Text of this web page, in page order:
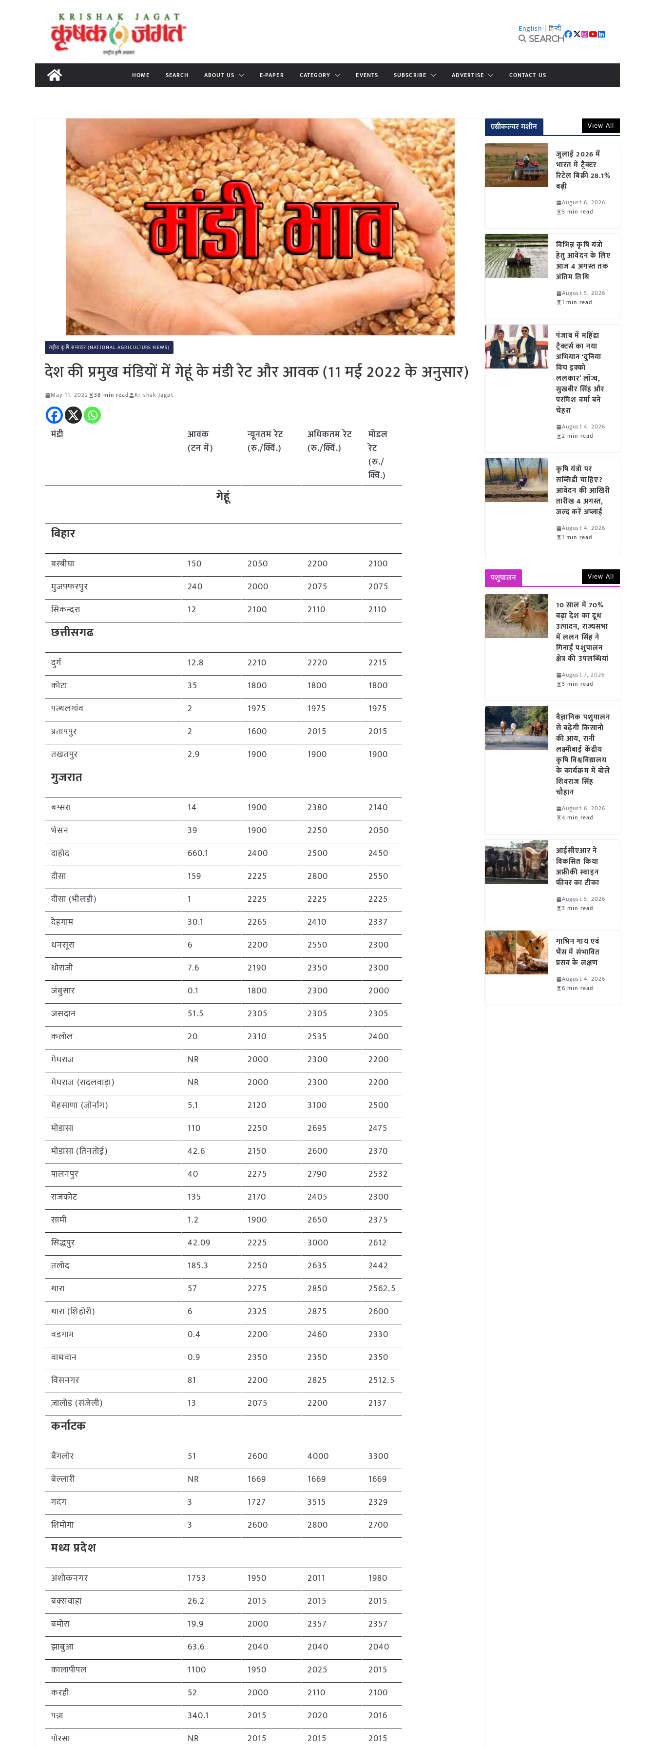
content
English | हिन्दी
Search
HOME SEARCH ABOUT US E-PAPER CATEGORY EVENTS SUBSCRIBE ADVERTISE CONTACT US
राष्ट्रीय कृषि समाचार (NATIONAL AGRICULTURE NEWS)
देश की प्रमुख मंडियों में गेहूं के मंडी रेट और आवक (11 मई 2022 के अनुसार)
May 11, 2022 38 min read Krishak Jagat
मंडी
आवक
(टन में)
न्यूनतम रेट
(रु./क्विं.)
अधिकतम रेट
(रु./क्विं.)
मोडल
रेट
(रु./
क्विं.)
गेहूं
बिहार
बरबीघा 150 2050 2200
2100
मुजफ्फरपुर
240 2000 2075
2075
सिकन्दरा
12 2100 2110 2110
छत्तीसगढ
दुर्ग 12.8 2210 2220
2215
कोटा
35 1800 1800
1800
पत्थलगांव
2 1975 1975
1975
प्रतापपुर
2 1600 2015
2015
तखतपुर
2.9 1900 1900 1900
गुजरात
बग्सरा 14 1900 2380
2140
भेसन
39 1900 2250
2050
दाहोद
660.1 2400 2500
2450
दीसा
159 2225 2800
2550
दीसा (भीलडी)
1 2225 2225
2225
देहगाम
30.1 2265 2410
2337
धनसूरा
6 2200 2550
2300
धोराजी
7.6 2190 2350
2300
जंबुसार
0.1 1800 2300
2000
जसदान
51.5 2305 2305
2305
कलोल
20 2310 2535
2400
मेघराज
NR 2000 2300
2200
मेघराज (रादलवाड़ा)
NR 2000 2300
2200
मेहसाणा (जोर्नांग)
5.1 2120 3100
2500
मोडासा
110 2250 2695
2475
मोडासा (तिनतोई)
42.6 2150 2600
2370
पालनपुर
40 2275 2790
2532
राजकोट
135 2170 2405
2300
सामी
1.2 1900 2650
2375
सिद्धपुर
42.09 2225 3000
2612
तलोद
185.3 2250 2635
2442
थारा
57 2275 2850
2562.5
थारा (शिहोरी)
6 2325 2875
2600
वडगाम
0.4 2200 2460
2330
वाधवान
0.9 2350 2350
2350
विसनगर
81 2200 2825
2512.5
ज़ालोड (संजेली)
13 2075 2200 2137
कर्नाटक
बैंगलोर 51 2600 4000
3300
बेल्लारी
NR 1669 1669
1669
गदग
3 1727 3515
2329
शिमोगा
3 2600 2800 2700
मध्य प्रदेश
अशोकनगर 1753 1950 2011
1980
बक्सवाहा
26.2 2015 2015
2015
बमोरा
19.9 2000 2357
2357
झाबुआ
63.6 2040 2040
2040
कालापीपल
1100 1950 2025
2015
करही
52 2000 2110
2100
पन्ना
340.1 2015 2020
2016
पोरसा
NR 2015 2015 2015
एग्रीकल्चर मशीन View All
जुलाई 2026 में
भारत में ट्रैक्टर
रिटेल बिक्री 28.1%
बढ़ी
August 6, 2026
5 min read
विभिन्न कृषि यंत्रों
हेतु आवेदन के लिए
आज 4 अगस्त तक
अंतिम तिथि
August 5, 2026
1 min read
पंजाब में महिंद्रा
ट्रैक्टर्स का नया
अभियान ‘दुनिया
विच इक्को
ललकार’ लॉन्च,
सुखबीर सिंह और
परमिश वर्मा बने
चेहरा
August 4, 2026
2 min read
कृषि यंत्रों पर
सब्सिडी चाहिए?
आवेदन की आखिरी
तारीख 4 अगस्त,
जल्द करें अप्लाई
August 4, 2026
1 min read
पशुपालन View All
10 साल में 70%
बढ़ा देश का दूध
उत्पादन, राज्यसभा
में ललन सिंह ने
गिनाईं पशुपालन
क्षेत्र की उपलब्धियां
August 7, 2026
5 min read
वैज्ञानिक पशुपालन
से बढ़ेगी किसानों
की आय, रानी
लक्ष्मीबाई केंद्रीय
कृषि विश्वविद्यालय
के कार्यक्रम में बोले
शिवराज सिंह
चौहान
August 6, 2026
4 min read
आईसीएआर ने
विकसित किया
अफ्रीकी स्वाइन
फीवर का टीका
August 5, 2026
3 min read
गाभिन गाय एवं
भैंस में संभावित
प्रसव के लक्षण
August 4, 2026
6 min read